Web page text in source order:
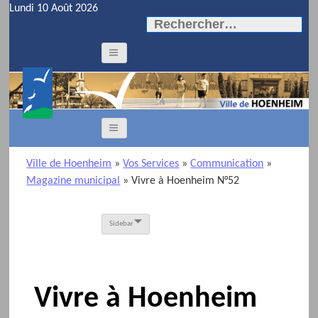
Lundi 10 Août 2026
Rechercher :
Ville de Hoenheim »Vos Services »Communication »
Magazine municipal
» Vivre à Hoenheim N°52
Sidebar
Vivre à Hoenheim